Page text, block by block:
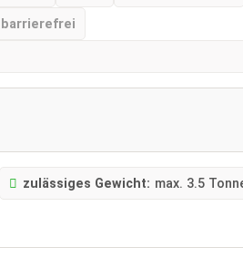
barrierefrei
zulässiges Gewicht: max. 3.5